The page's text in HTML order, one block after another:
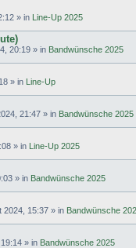
» in Line-Up 2025
20:19 » in Bandwünsche 2025
» in Line-Up
21:47 » in Bandwünsche 2025
» in Line-Up 2025
» in Bandwünsche 2025
2024, 15:37 » in Bandwünsche
» in Bandwünsche 2025